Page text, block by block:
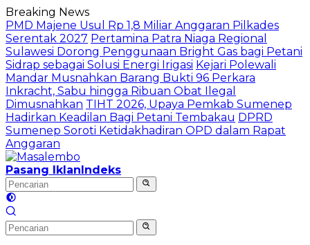
Langsung
ke
konten
Breaking News
PMD Majene Usul Rp 1,8 Miliar Anggaran Pilkades
Serentak 2027 Pertamina Patra Niaga Regional
Sulawesi Dorong Penggunaan Bright Gas bagi Petani
Sidrap sebagai Solusi Energi Irigasi Kejari Polewali
Mandar Musnahkan Barang Bukti 96 Perkara
Inkracht, Sabu hingga Ribuan Obat Ilegal
Dimusnahkan TIHT 2026, Upaya Pemkab Sumenep
Hadirkan Keadilan Bagi Petani Tembakau DPRD
Sumenep Soroti Ketidakhadiran OPD dalam Rapat
Anggaran
Pasang IklanIndeks